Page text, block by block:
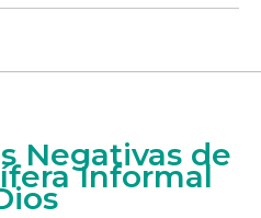
Negativas de
Informal